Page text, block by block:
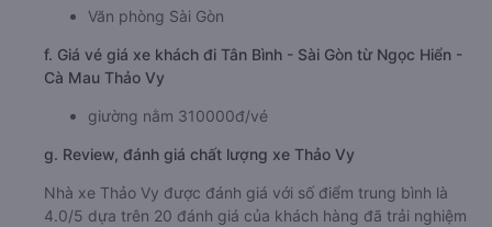
Văn phòng Sài Gòn
f. Giá vé giá xe khách đi Tân Bình - Sài Gòn từ Ngọc Hiển -
Cà Mau Thảo Vy
giường nằm 310000đ/vé
g. Review, đánh giá chất lượng xe Thảo Vy
Nhà xe Thảo Vy được đánh giá với số điểm trung bình là
4.0/5 dựa trên 20 đánh giá của khách hàng đã trải nghiệm